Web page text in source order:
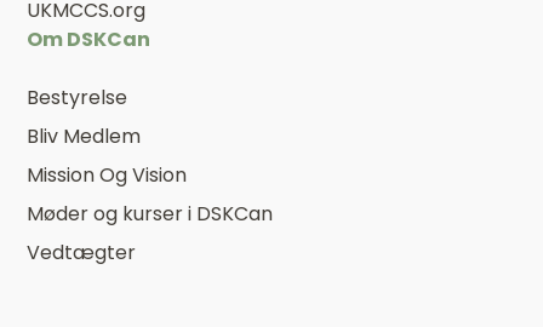
UKMCCS.org
Om DSKCan
Bestyrelse
Bliv Medlem
Mission Og Vision
Møder og kurser i DSKCan
Vedtægter